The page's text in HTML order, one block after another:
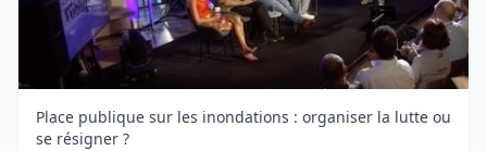
Place publique sur les inondations : organiser la lutte ou
se résigner ?